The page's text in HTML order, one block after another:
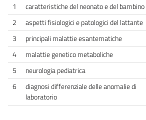
1
caratteristiche del neonato e del bambino
2
aspetti fisiologici e patologici del lattante
3
principali malattie esantematiche
4
malattie genetico metaboliche
5
neurologia pediatrica
6
diagnosi differenziale delle anomalie di
laboratorio